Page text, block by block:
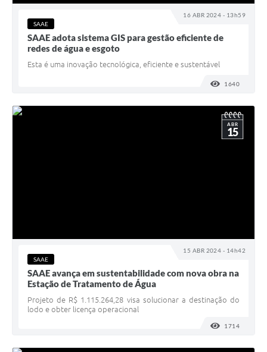
16 ABR 2024 - 13h59
SAAE
SAAE adota sistema GIS para gestão eficiente de
redes de água e esgoto
Esta é uma inovação tecnológica, eficiente e sustentável
1640
15 ABR 2024 - 14h42
ABR
15
SAAE
SAAE avança em sustentabilidade com nova obra na
Estação de Tratamento de Água
Projeto de R$ 1.115.264,28 visa solucionar a destinação do
lodo e obter licença operacional
1714